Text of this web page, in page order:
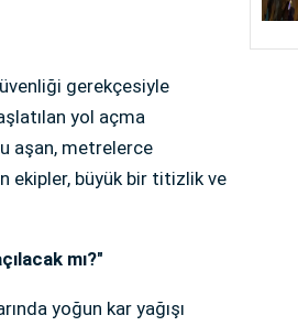
gerekçesiyle
yol açma
aşan, metrelerce
ekipler, büyük bir titizlik ve
mı?"
yoğun kar yağışı